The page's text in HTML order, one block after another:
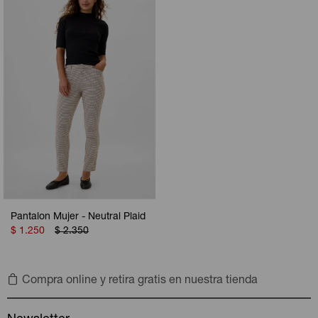
Pantalon Mujer - Neutral Plaid
$ 1.250 $ 2.350
Compra online y retira gratis en nuestra tienda
Camperas
Musculosas
Shorts
Vestidos y polleras
Pijamas
Camperas
Chalecos
Shorts
Ropa interior
Camperas
Chalecos
Ropa interior
Pijamas
Camperas
Pijamas